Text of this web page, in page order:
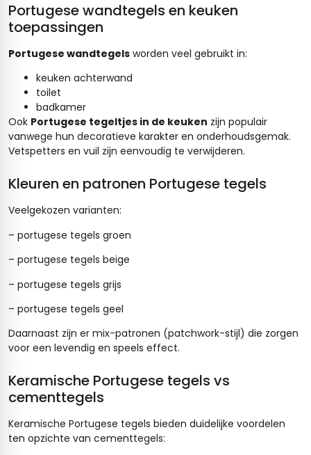
Portugese wandtegels en keuken
toepassingen
Portugese wandtegels worden veel gebruikt in:
keuken achterwand
toilet
badkamer
Ook Portugese tegeltjes in de keuken zijn populair
vanwege hun decoratieve karakter en onderhoudsgemak.
Vetspetters en vuil zijn eenvoudig te verwijderen.
Kleuren en patronen Portugese tegels
Veelgekozen varianten:
– portugese tegels groen
– portugese tegels beige
– portugese tegels grijs
– portugese tegels geel
Daarnaast zijn er mix-patronen (patchwork-stijl) die zorgen
voor een levendig en speels effect.
Keramische Portugese tegels vs
cementtegels
Keramische Portugese tegels bieden duidelijke voordelen
ten opzichte van cementtegels: